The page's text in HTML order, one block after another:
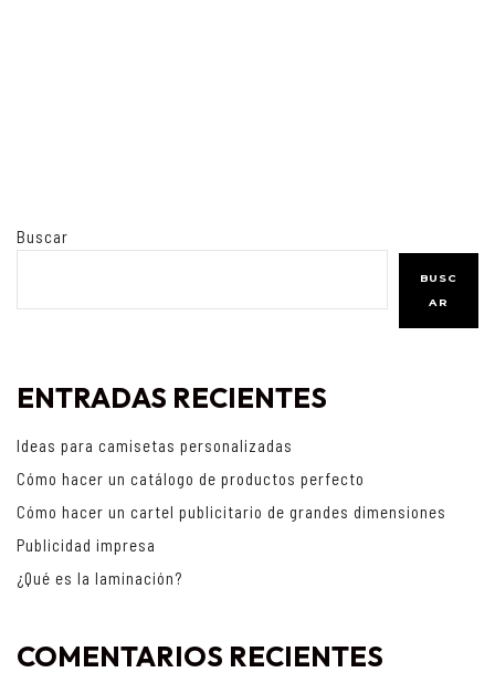
Buscar
BUSC
AR
ENTRADAS RECIENTES
Ideas para camisetas personalizadas
Cómo hacer un catálogo de productos perfecto
Cómo hacer un cartel publicitario de grandes dimensiones
Publicidad impresa
¿Qué es la laminación?
COMENTARIOS RECIENTES